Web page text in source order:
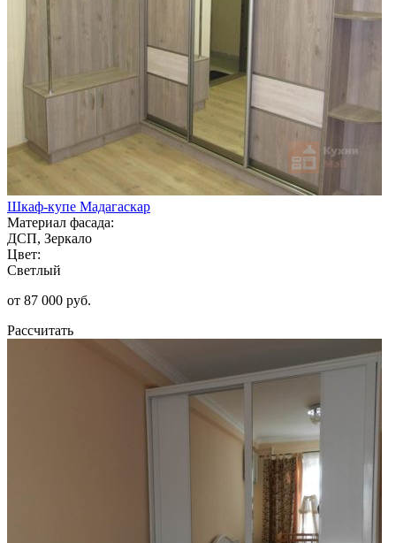
Шкаф-купе Мадагаскар
Материал фасада:
ДСП, Зеркало
Цвет:
Светлый
от 87 000 руб.
Рассчитать